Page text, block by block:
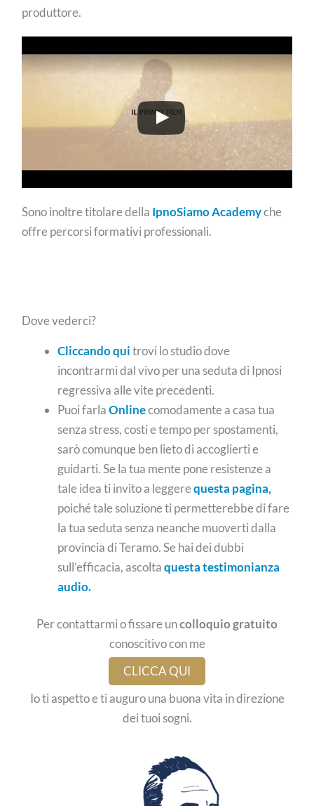
produttore.
Sono inoltre titolare della IpnoSiamo Academyche
offre percorsi formativi professionali.
Dove vederci?
Cliccando quitrovi lo studio dove
incontrarmi dal vivo per una seduta di Ipnosi
regressiva alle vite precedenti.
Puoi farlaOnlinecomodamente a casa tua
senza stress, costi e tempo per spostamenti,
sarò comunque ben lieto di accoglierti e
guidarti. Se la tua mente pone resistenze a
tale idea ti invito a leggerequesta pagina,
poiché tale soluzione ti permetterebbe di fare
la tua seduta senza neanche muoverti dalla
provincia di Teramo. Se hai dei dubbi
sull’efficacia, ascoltaquesta testimonianza
audio.
Per contattarmi o fissare uncolloquio gratuito
conoscitivo con me
CLICCA QUI
Io ti aspetto e ti auguro una buona vita in direzione
dei tuoi sogni.